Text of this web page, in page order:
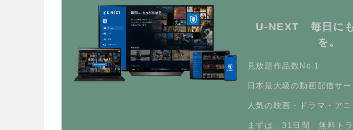
U-NEXT 毎日に
を。
見放題作品数No.1
日本最大級の動画配信サー
人気の映画・ドラマ・アニ
まずは、31日間 無料ト